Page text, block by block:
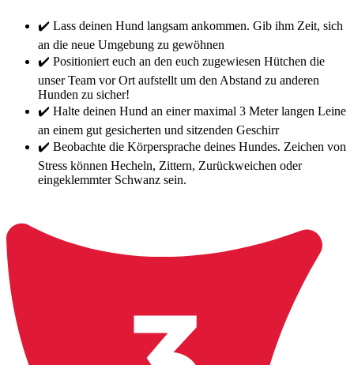
✔️ Lass deinen Hund langsam ankommen. Gib ihm Zeit, sich
an die neue Umgebung zu gewöhnen
✔️ Positioniert euch an den euch zugewiesen Hütchen die
unser Team vor Ort aufstellt um den Abstand zu anderen
Hunden zu sicher!
✔️ Halte deinen Hund an einer maximal 3 Meter langen Leine
an einem gut gesicherten und sitzenden Geschirr
✔️ Beobachte die Körpersprache deines Hundes. Zeichen von
Stress können Hecheln, Zittern, Zurückweichen oder
eingeklemmter Schwanz sein.